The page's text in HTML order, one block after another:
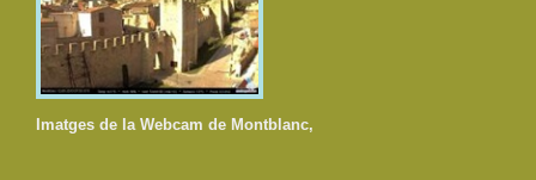
Imatges de la Webcam de Montblanc,